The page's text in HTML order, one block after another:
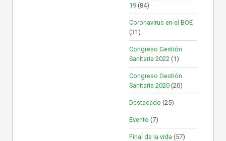
19 (84)
Coronavirus en el BOE
(31)
Congreso Gestión
Sanitaria 2022 (1)
Congreso Gestión
Sanitaria 2020 (20)
Destacado (25)
Evento (7)
Final de la vida (57)